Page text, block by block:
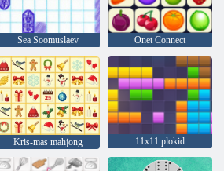
Sea Soomuslaev Onet Connect
Kris-mas mahjong 11x11 plokid